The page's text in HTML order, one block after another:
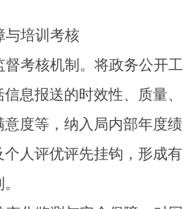
与培训考核
督考核机制。 将政务公开工
息报送的时效性、质量、
度等，纳入 局内部年度绩
人评优评先挂钩，形成有